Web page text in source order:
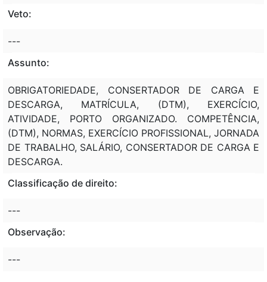
Veto:
---
Assunto:
OBRIGATORIEDADE, CONSERTADOR DE CARGA E
DESCARGA, MATRÍCULA, (DTM), EXERCÍCIO,
ATIVIDADE, PORTO ORGANIZADO. COMPETÊNCIA,
(DTM), NORMAS, EXERCÍCIO PROFISSIONAL, JORNADA
DE TRABALHO, SALÁRIO, CONSERTADOR DE CARGA E
DESCARGA.
Classificação de direito:
---
Observação:
---